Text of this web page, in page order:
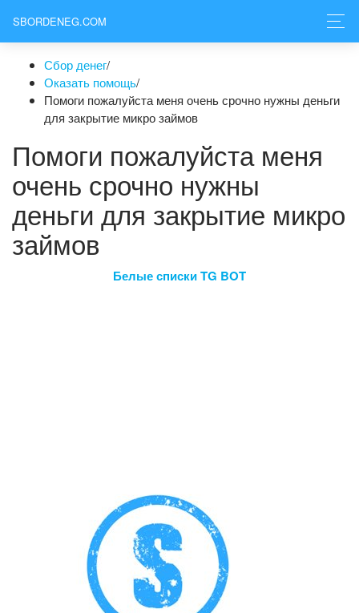
SBORDENEG.COM
Сбор денег/
Оказать помощь/
Помоги пожалуйста меня очень срочно нужны деньги
для закрытие микро займов
Помоги пожалуйста меня
очень срочно нужны
деньги для закрытие микро
займов
Белые списки TG BOT